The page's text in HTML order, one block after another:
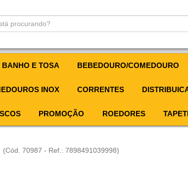
BANHO E TOSA BEBEDOURO/COMEDOURO
INOX CORRENTES
PROMOÇÃO ROEDORES
(Cód. 70987 - Ref.: 7898491039998)